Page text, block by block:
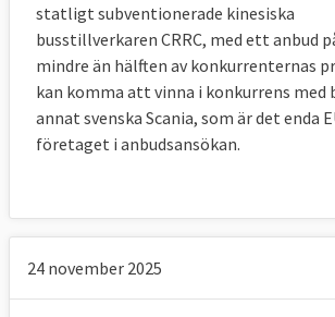
statligt subventionerade kinesiska
busstillverkaren CRRC, med ett anbud
mindre än hälften av konkurrenternas
kan komma att vinna i konkurrens med
annat svenska Scania, som är det enda
företaget i anbudsansökan.
24 november 2025